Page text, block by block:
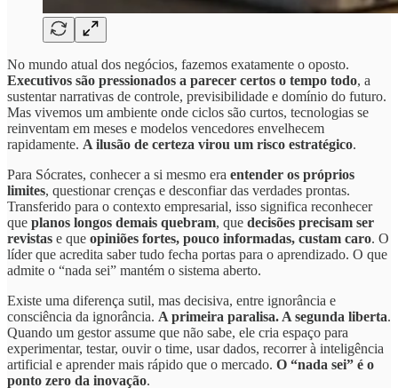
No mundo atual dos negócios, fazemos exatamente o oposto.
Executivos são pressionados a parecer certos o tempo todo, a
sustentar narrativas de controle, previsibilidade e domínio do futuro.
Mas vivemos um ambiente onde ciclos são curtos, tecnologias se
reinventam em meses e modelos vencedores envelhecem
rapidamente. A ilusão de certeza virou um risco estratégico.
Para Sócrates, conhecer a si mesmo era entender os próprios
limites, questionar crenças e desconfiar das verdades prontas.
Transferido para o contexto empresarial, isso significa reconhecer
que planos longos demais quebram, que decisões precisam ser
revistas e que opiniões fortes, pouco informadas, custam caro. O
líder que acredita saber tudo fecha portas para o aprendizado. O que
admite o “nada sei” mantém o sistema aberto.
Existe uma diferença sutil, mas decisiva, entre ignorância e
consciência da ignorância. A primeira paralisa. A segunda liberta.
Quando um gestor assume que não sabe, ele cria espaço para
experimentar, testar, ouvir o time, usar dados, recorrer à inteligência
artificial e aprender mais rápido que o mercado. O “nada sei” é o
ponto zero da inovação.